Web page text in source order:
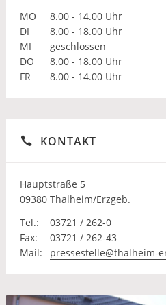
MO
8.00 - 14.00 Uhr
DI
8.00 - 18.00 Uhr
MI
geschlossen
DO
8.00 - 18.00 Uhr
FR
8.00 - 14.00 Uhr
KONTAKT
Hauptstraße 5
09380 Thalheim/Erzgeb.
Tel.:
03721 / 262-0
Fax:
03721 / 262-43
Mail:
pressestelle@thalheim-